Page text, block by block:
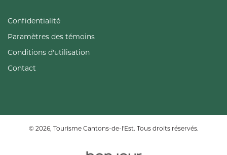
Confidentialité
Paramètres des témoins
Conditions d'utilisation
Contact
© 2026, Tourisme Cantons-de-l'Est. Tous droits réservés.